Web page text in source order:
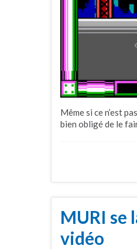
Même si ce n’est
bien obligé de le
MURI se
vidéo